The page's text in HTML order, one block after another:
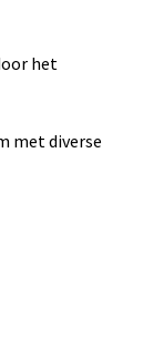
het
met diverse